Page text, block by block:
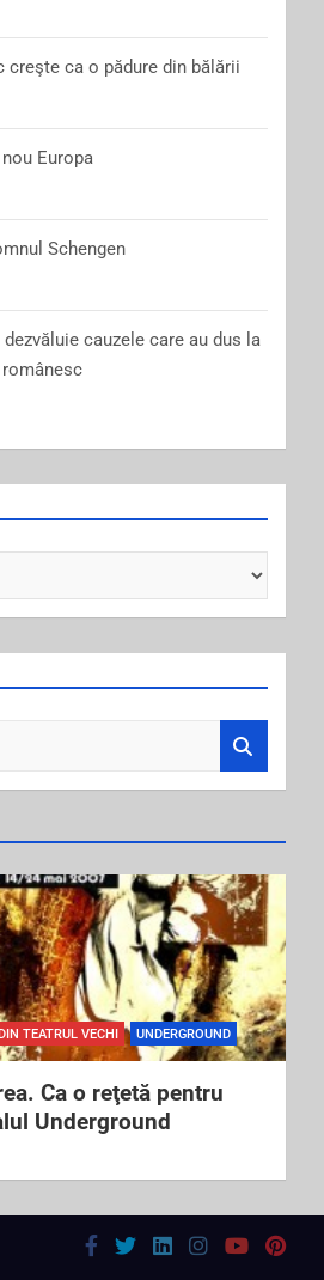
creşte ca o pădure din bălării
Europa
Schengen
cauzele care au dus la
TEATRUL VECHI UNDERGROUND
Ca o reţetă pentru
Underground